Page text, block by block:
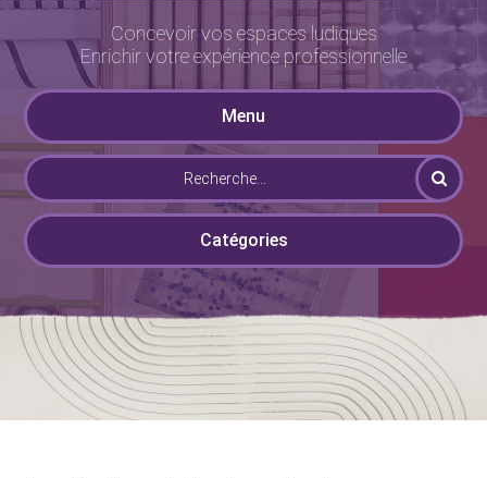
Concevoir vos espaces ludiques
Enrichir votre expérience professionnelle
Menu
Catégories